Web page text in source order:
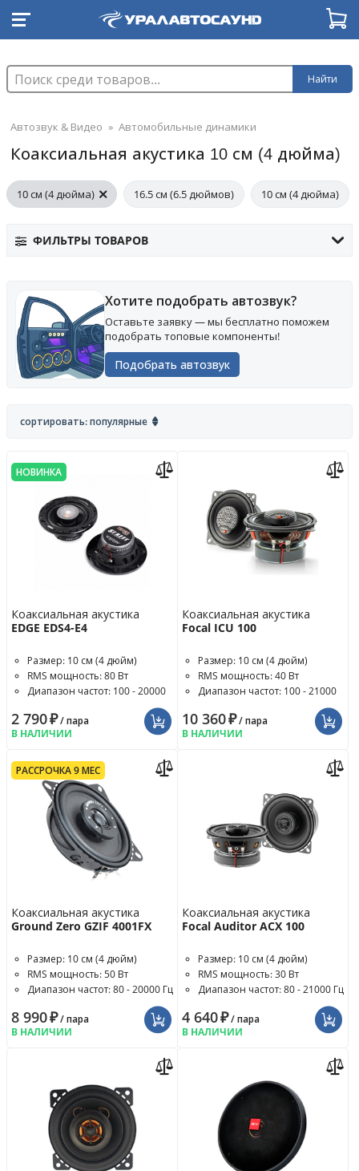
Найти
Автозвук & Видео » Автомобильные динамики
Коаксиальная акустика 10 см (4 дюйма)
10 см (4 дюйма) 16.5 см (6.5 дюймов) 10 см (4 дюйма)
ФИЛЬТРЫ ТОВАРОВ
Хотите подобрать автозвук?
Оставьте заявку — мы бесплатно поможем
подобрать топовые компоненты!
Подобрать автозвук
сортировать: популярные
НОВИНКА
Коаксиальная акустика
EDGE EDS4-E4
Размер: 10 см (4 дюйм)
RMS мощность: 80 Вт
Диапазон частот: 100 - 20000
2 790₽/ пара
В НАЛИЧИИ
Коаксиальная акустика
Focal ICU 100
Размер: 10 см (4 дюйм)
RMS мощность: 40 Вт
Диапазон частот: 100 - 21000
10 360₽/ пара
В НАЛИЧИИ
РАССРОЧКА 9 МЕС
Коаксиальная акустика
Ground Zero GZIF 4001FX
Размер: 10 см (4 дюйм)
RMS мощность: 50 Вт
Диапазон частот: 80 - 20000 Гц
8 990₽/ пара
В НАЛИЧИИ
Коаксиальная акустика
Focal Auditor ACX 100
Размер: 10 см (4 дюйм)
RMS мощность: 30 Вт
Диапазон частот: 80 - 21000 Гц
4 640₽/ пара
В НАЛИЧИИ